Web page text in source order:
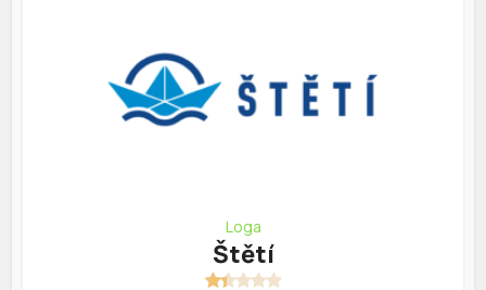
Loga
Štětí